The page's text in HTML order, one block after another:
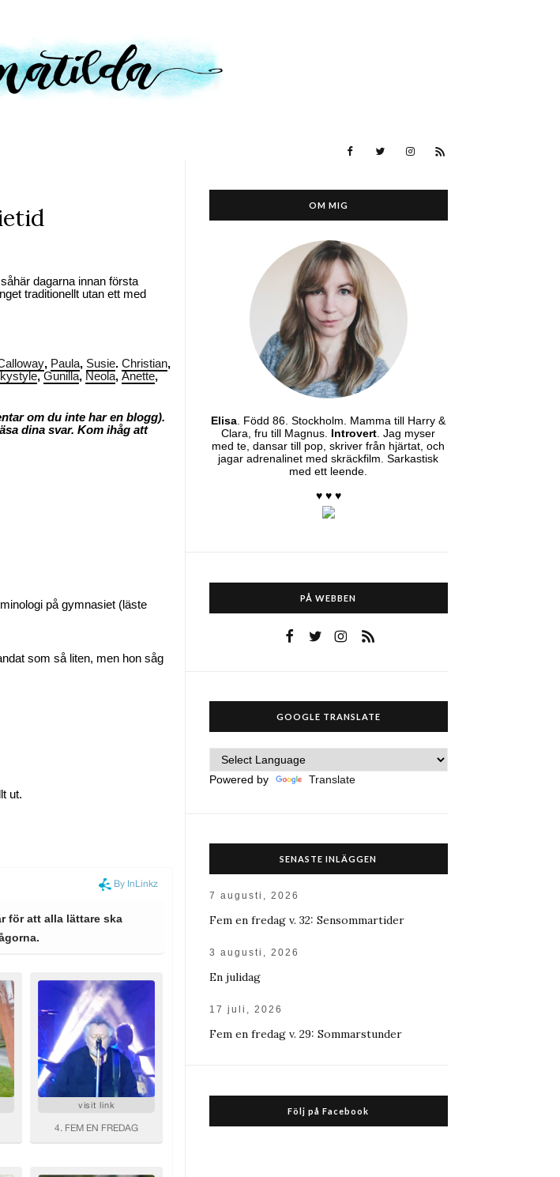
dagarna innan första
traditionellt utan ett med
, Paula, Susie. Christian,
, Gunilla, Neola, Anette,
om du inte har en blogg).
dina svar. Kom ihåg att
på gymnasiet (läste
som så liten, men hon såg
ut.
OM MIG
Elisa. Född 86. Stockholm. Mamma till Harry &
Clara, fru till Magnus. Introvert. Jag myser
med te, dansar till pop, skriver från hjärtat, och
jagar adrenalinet med skräckfilm. Sarkastisk
med ett leende.
♥ ♥ ♥
PÅ WEBBEN
GOOGLE TRANSLATE
Powered by Translate
SENASTE INLÄGGEN
7 augusti, 2026
Fem en fredag v. 32: Sensommartider
3 augusti, 2026
En julidag
17 juli, 2026
Fem en fredag v. 29: Sommarstunder
Följ på Facebook